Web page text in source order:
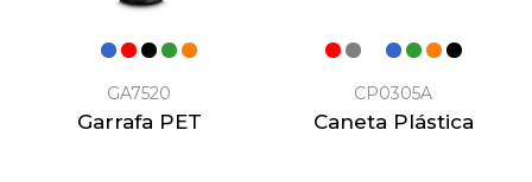
GA7520
Garrafa PET
CP0305A
Caneta Plástica